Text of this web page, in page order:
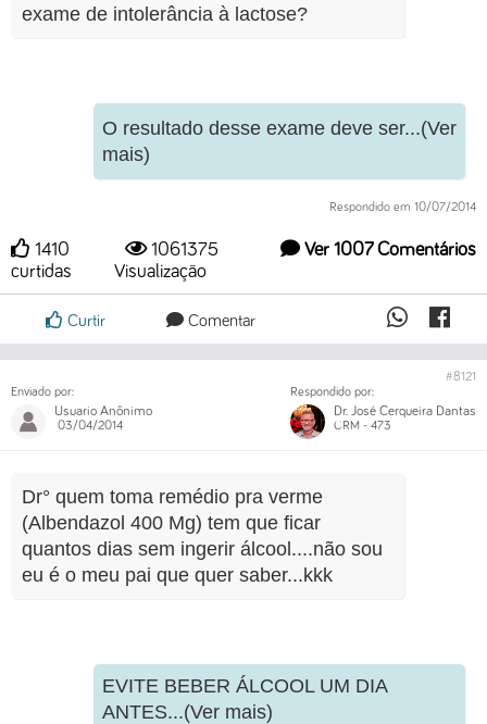
exame de intolerância à lactose?
O resultado desse exame deve ser...(Ver
mais)
Respondido em 10/07/2014
Ver 1007 Comentários
1410
curtidas
1061375
Visualização
Curtir Comentar
Enviado por:
Usuario Anônimo
03/04/2014
#8121
Respondido por:
Dr. José Cerqueira Dantas
CRM - 473
Dr° quem toma remédio pra verme
(Albendazol 400 Mg) tem que ficar
quantos dias sem ingerir álcool....não sou
eu é o meu pai que quer saber...kkk
EVITE BEBER ÁLCOOL UM DIA
ANTES...(Ver mais)